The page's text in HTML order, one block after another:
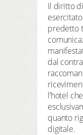
Il diritto
predetto
dal
l’hotel
quanto
digitale.